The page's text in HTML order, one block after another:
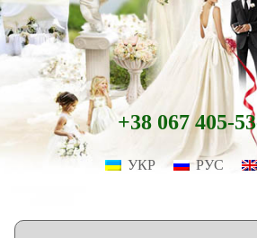
+38 067 405-
УКР РУС